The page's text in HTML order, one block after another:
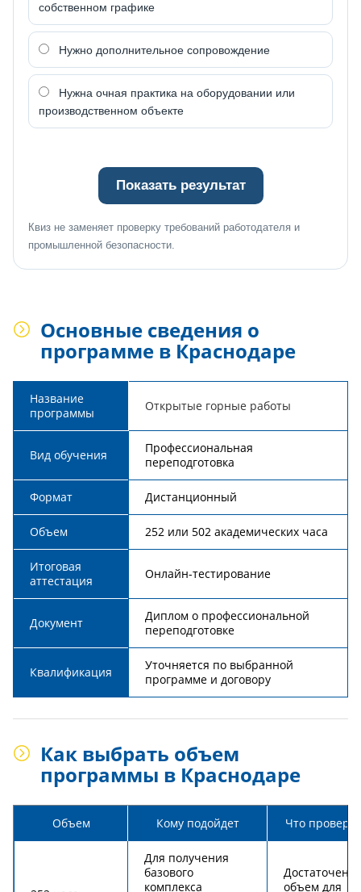
собственном графике
Нужно дополнительное сопровождение
Нужна очная практика на оборудовании или
производственном объекте
Показать результат
Квиз не заменяет проверку требований работодателя и
промышленной безопасности.
Основные сведения о
программе в Краснодаре
Название
программы
Открытые горные работы
Вид обучения
Профессиональная
переподготовка
Формат Дистанционный
Объем 252 или 502 академических часа
Итоговая
аттестация
Онлайн-тестирование
Документ
Диплом о профессиональной
переподготовке
Квалификация
Уточняется по выбранной
программе и договору
Как выбрать объем
программы в Краснодаре
Объем Кому подойдет Что
Для получения
базового
комплекса
Достаточен
объем для